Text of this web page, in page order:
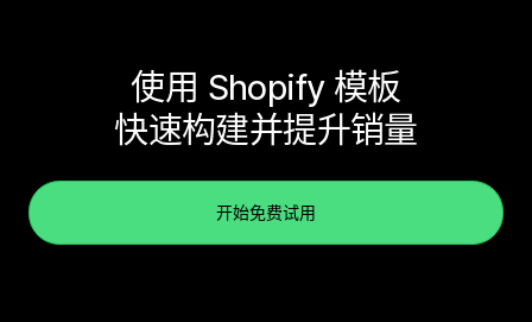
使用 Shopify 模板
快速构建并提升销量
开始免费试用